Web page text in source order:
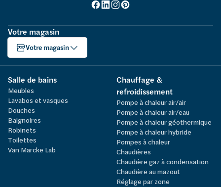
Votre magasin
Votre magasin
Salle de bains
Meubles
Lavabos et vasques
Douches
Baignoires
Robinets
Toilettes
Van Marcke Lab
Chauffage &
refroidissement
Pompe à chaleur air/air
Pompe à chaleur air/eau
Pompe à chaleur géothermique
Pompe à chaleur hybride
Pompes à chaleur
Chaudières
Chaudière gaz à condensation
Chaudière au mazout
Réglage par zone